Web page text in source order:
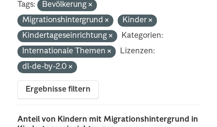
Tags:
Bevölkerung
Migrationshintergrund
Kinder
Kindertageseinrichtung
Kategorien:
Internationale Themen
Lizenzen:
dl-de-by-2.0
Ergebnisse filtern
Anteil von Kindern mit Migrationshintergrund in